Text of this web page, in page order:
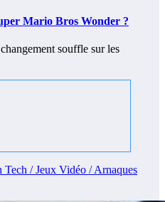
Mario Bros Wonder ?
souffle sur les
/ Jeux Vidéo / Arnaques